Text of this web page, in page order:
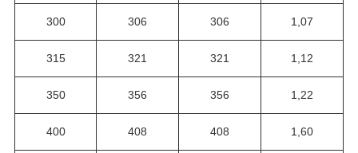
300 306 306 1,07
315 321 321 1,12
350 356 356 1,22
400 408 408 1,60